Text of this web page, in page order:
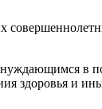
в
здоровья и